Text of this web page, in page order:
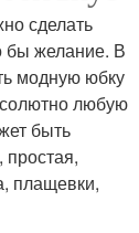
сделать
бы желание. В
модную юбку
любую
быть
плащевки,